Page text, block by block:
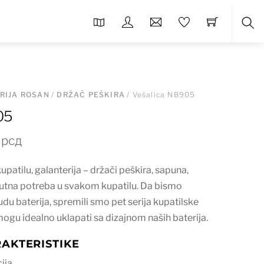
ROSAN / DRŽAČ PEŠKIRA / Vešalica NB905
рсдTrenutna
je:
2.160 рсд.
galanterija – držači peškira, sapuna,
potreba u svakom kupatilu. Da bismo
baterija, spremili smo pet serija kupatilske
idealno uklapati sa dizajnom naših baterija.